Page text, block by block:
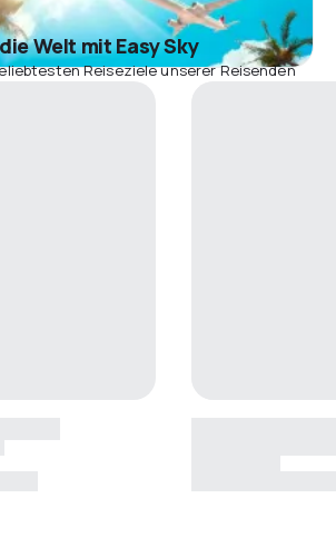
Welt mit Easy Sky
Reiseziele unserer Reisenden